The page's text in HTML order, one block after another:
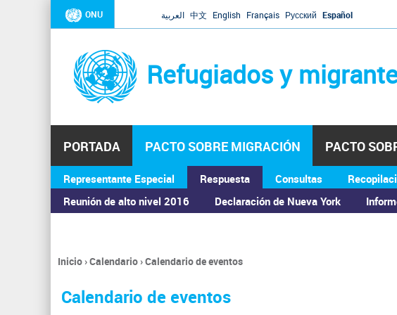
ONU العربية 中文 English Français Русский Español
Refugiados y
PORTADA PACTO SOBRE MIGRACIÓN
Representante Especial
Respuesta
Reunión de alto nivel 2016
Declaración de Nueva York
Consultas
PACTO
ASAMBLEA GENERAL
Se
encuentra
usted
Inicio›Calendario›Calendario de eventos
Calendario de eventos